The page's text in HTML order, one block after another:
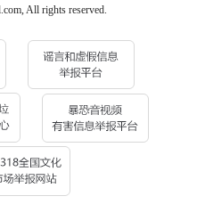
All rights reserved.